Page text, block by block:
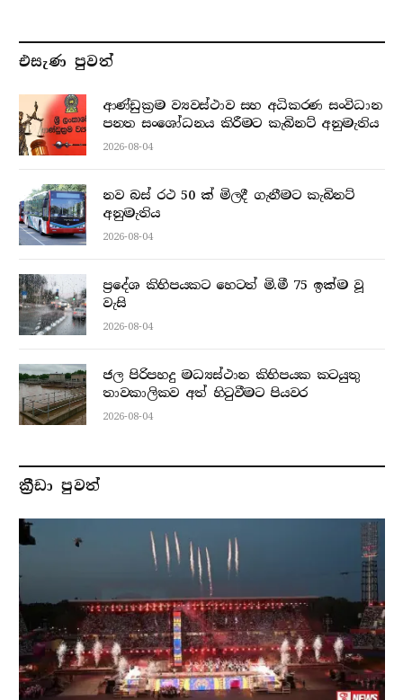
එසැණ පුව​ත්
ආණ්ඩුක්‍රම ව්‍යවස්ථාව සහ අධිකරණ සංවිධාන
පනත සංශෝධනය කිරීමට කැබිනට් අනුමැතිය
2026-08-04
නව බස් රථ 50 ක් මිලදී ගැනීමට කැබිනට්
අනුමැතිය
2026-08-04
ප්‍රදේශ කිහිපයකට හෙටත් මි.මී 75 ඉක්ම වූ
වැසි
2026-08-04
ජල පිරිපහදු මධ්‍යස්ථාන කිහිපයක කටයුතු
තාවකාලිකව අත් හිටුවීමට පියවර
2026-08-04
ක්‍රීඩා පුවත්